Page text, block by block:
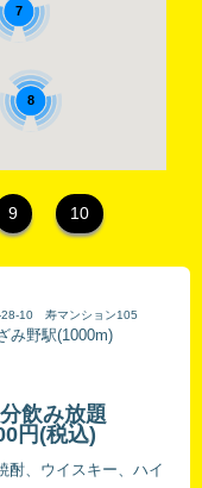
7
8
9 10
28-10 寿マンション105
み野駅(1000m)
飲み放題
円 (税込)
酎、ウイスキー、ハイ